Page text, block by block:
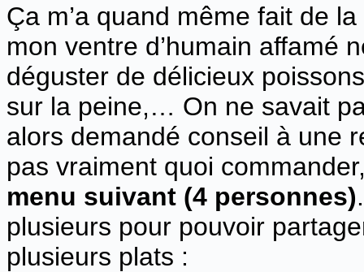
Ça m’a quand même fait de
mon ventre d’humain affamé
déguster de délicieux
sur la peine,… On ne savait
alors demandé conseil à une
pas vraiment quoi
menu suivant (4 personnes)
plusieurs pour pouvoir
plusieurs plats :